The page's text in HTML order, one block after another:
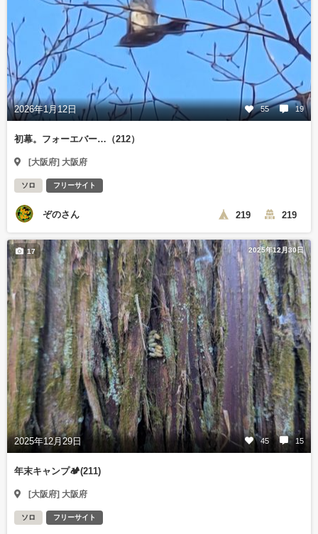
2026年1月12日 55 19
初幕。フォーエバー…（212）
[大阪府] 大阪府
ソロ フリーサイト
ぞのさん 219 219
2025年12月30日
2025年12月29日 45 15
17
年末キャンプ🏕️(211)
[大阪府] 大阪府
ソロ フリーサイト